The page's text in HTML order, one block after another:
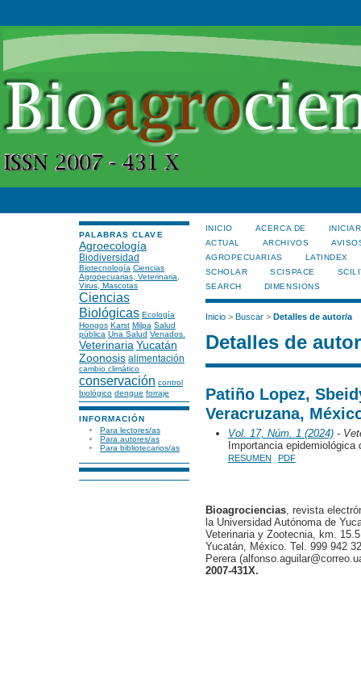
PALABRAS CLAVE
Agroecología
Biodiversidad
Biotecnología Ciencias
Agropecuarias, Veterinaria,
Virus, Mascotas
Ciencias
Biológicas Ecología
Hongos Karst Milpa Salud
pública Una Salud Venados.
Veterinaria Yucatán
Zoonosis alimentación
cambio climático
conservación control
biológico dengue forraje
INFORMACIÓN
Para lectores/as
Para autores/as
Para bibliotecarios/as
INICIO ACERCA DE
ACTUAL
ARCHIVOS
AGROPECUARIAS
LATINDEX
SCHOLAR
SCISPACE
SEARCH
DIMENSIONS
Inicio> Buscar> Detalles de autor/a
Detalles de
Patiño Lopez,
Veracruzana,
Vol. 17, Núm. 1 (2024)-
Importancia
RESUMEN PDF
Bioagrociencias, revista
la Universidad Autónoma de
Veterinaria y Zootecnia, km.
Yucatán, México. Tel. 999 942
Perera
2007-431X.